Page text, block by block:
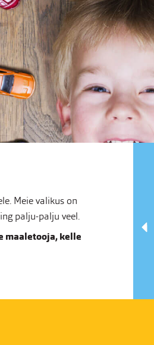
Meie valikus on
palju-palju veel.
maaletooja, kelle